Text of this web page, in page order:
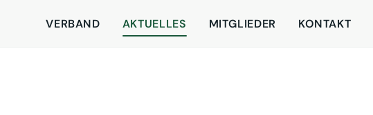
VERBAND AKTUELLES MITGLIEDER KONTAKT